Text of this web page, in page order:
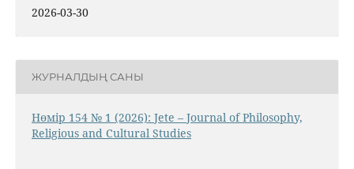
2026-03-30
ЖУРНАЛДЫҢ САНЫ
Нөмір 154 № 1 (2026): Jete – Jоurnal of Philosophy,
Religious аnd Cultural Studies